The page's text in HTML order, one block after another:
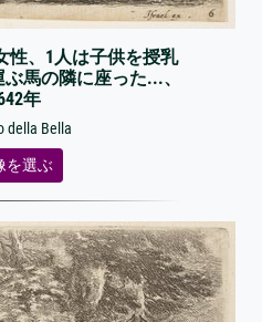
性、1人は子供を授乳
馬の隣に座った...、
年
della Bella
を選ぶ